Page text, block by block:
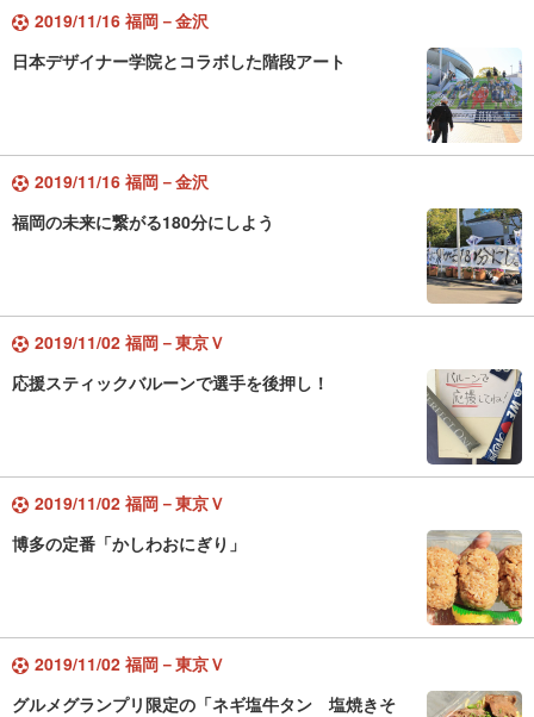
2019/11/16 福岡－金沢
日本デザイナー学院とコラボした階段アート
2019/11/16 福岡－金沢
福岡の未来に繋がる180分にしよう
2019/11/02 福岡－東京Ｖ
応援スティックバルーンで選手を後押し！
2019/11/02 福岡－東京Ｖ
博多の定番「かしわおにぎり」
2019/11/02 福岡－東京Ｖ
グルメグランプリ限定の「ネギ塩牛タン 塩焼きそ